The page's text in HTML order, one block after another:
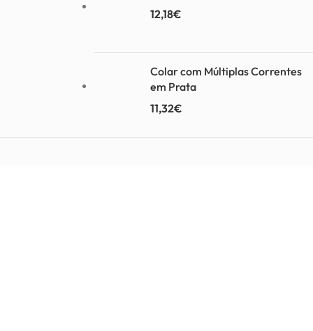
12,18€
Colar com Múltiplas Correntes
em Prata
11,32€